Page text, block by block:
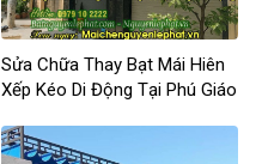
Sửa Chữa Thay Bạt Mái Hiên
Xếp Kéo Di Động Tại Phú Giáo